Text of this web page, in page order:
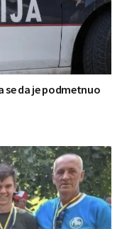
se da je podmetnuo